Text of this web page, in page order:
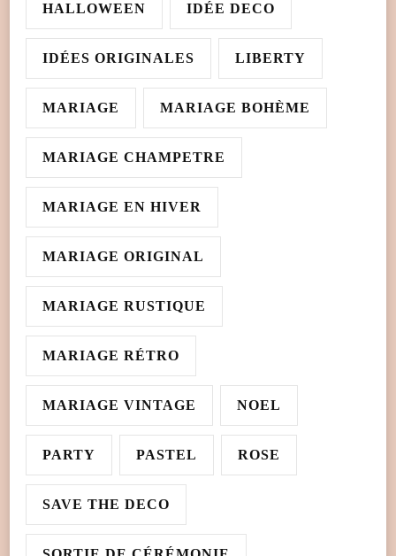
HALLOWEEN IDÉE DECO
IDÉES ORIGINALES LIBERTY
MARIAGE MARIAGE BOHÈME
MARIAGE CHAMPETRE
MARIAGE EN HIVER
MARIAGE ORIGINAL
MARIAGE RUSTIQUE
MARIAGE RÉTRO
MARIAGE VINTAGE NOEL
PARTY PASTEL ROSE
SAVE THE DECO